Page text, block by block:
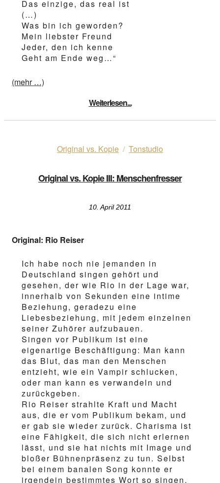
Das einzige, das real ist
(…)
Was bin ich geworden?
Mein liebster Freund
Jeder, den ich kenne
Geht am Ende weg…“
(mehr …)
Weiterlesen...
Original vs. Kopie / Tonstudio
Original vs. Kopie III: Menschenfresser
10. April 2011
Original: Rio Reiser
Ich habe noch nie jemanden in
Deutschland singen gehört und
gesehen, der wie Rio in der Lage war,
innerhalb von Sekunden eine intime
Beziehung, geradezu eine
Liebesbeziehung, mit jedem einzelnen
seiner Zuhörer aufzubauen.
Singen vor Publikum ist eine
eigenartige Beschäftigung: Man kann
das Blut, das man den Menschen
entzieht, wie ein Vampir schlucken,
oder man kann es verwandeln und
zurückgeben.
Rio Reiser strahlte Kraft und Macht
aus, die er vom Publikum bekam, und
er gab sie wieder zurück. Charisma ist
eine Fähigkeit, die sich nicht erlernen
lässt, und sie hat nichts mit Image und
bloßer Bühnenpräsenz zu tun. Selbst
bei einem banalen Song konnte er
irgendein bestimmtes Wort so singen,